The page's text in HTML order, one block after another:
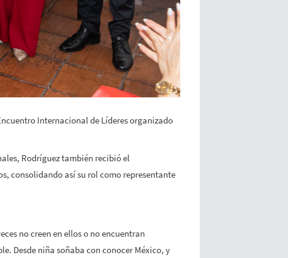
Internacional de Líderes organizado
Rodríguez también recibió el
consolidando así su rol como representante
no creen en ellos o no encuentran
Desde niña soñaba con conocer México, y